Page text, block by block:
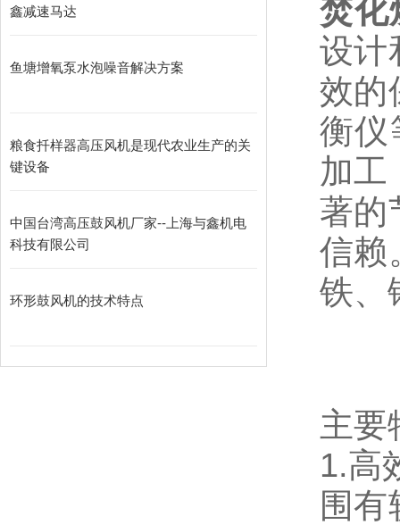
鑫减速马达
鱼塘增氧泵水泡噪音解决方案
粮食扦样器高压风机是现代农业生产的关
键设备
中国台湾高压鼓风机厂家--上海与鑫机电
科技有限公司
环形鼓风机的技术特点
焚化
设计
效的
衡仪
加工
著的
信赖
铁、
主要
1.高
围